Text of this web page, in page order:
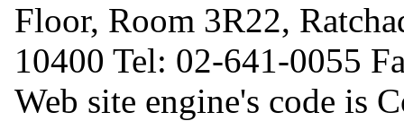
Floor, Room 3R22,
10400 Tel: 02-641-0055
Web site engine's code is